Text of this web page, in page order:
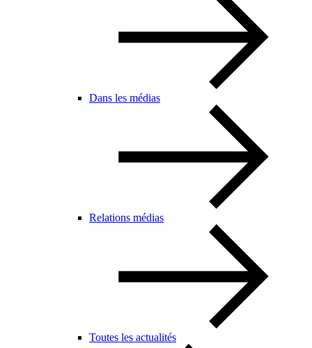
Dans les médias
Relations médias
Toutes les actualités